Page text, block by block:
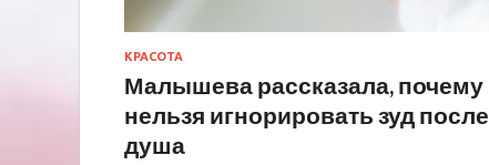
КРАСОТА
Малышева рассказала, почему
нельзя игнорировать зуд после
душа